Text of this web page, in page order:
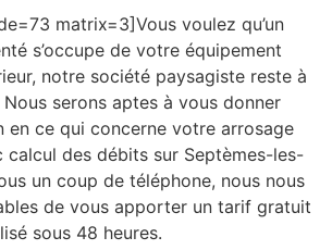
matrix=3]Vous voulez qu’un
s’occupe de votre équipement
notre société paysagiste reste à
serons aptes à vous donner
ce qui concerne votre arrosage
calcul des débits sur Septèmes-les-
un coup de téléphone, nous nous
de vous apporter un tarif gratuit
sous 48 heures.